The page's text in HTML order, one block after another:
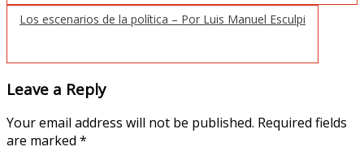
Los escenarios de la política – Por Luis Manuel Esculpi
Leave a Reply
Your email address will not be published. Required fields
are marked *